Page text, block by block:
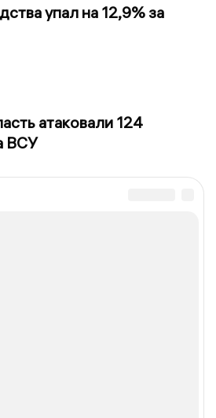
упал на 12,9% за
атаковали 124
ВСУ